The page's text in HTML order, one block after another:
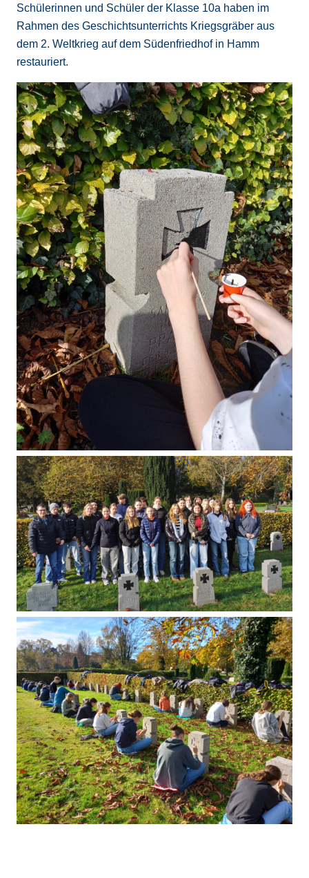
Schülerinnen und Schüler der Klasse 10a haben im
Rahmen des Geschichtsunterrichts Kriegsgräber aus
dem 2. Weltkrieg auf dem Südenfriedhof in Hamm
restauriert.